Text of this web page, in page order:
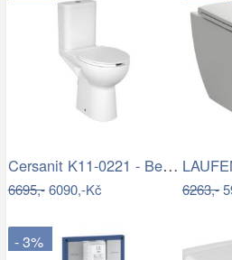
Cersanit K11-0221 - Bezbariérové…
6695,-6090,-Kč 6263,-
- 3%